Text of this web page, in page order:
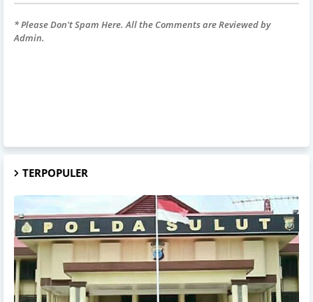
* Please Don't Spam Here. All the Comments are Reviewed by
Admin.
TERPOPULER